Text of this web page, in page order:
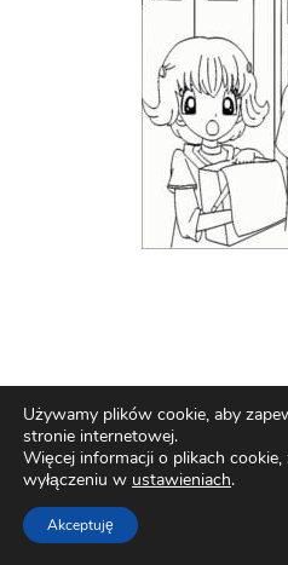
Używamy plików cookie, aby
stronie internetowej.
Więcej informacji o plikach
wyłączeniu w ustawieniach.
Akceptuję